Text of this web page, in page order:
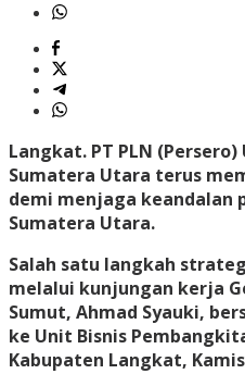
Langkat. PT PLN
Sumatera Utara terus
demi menjaga keandalan
Sumatera Utara.
Salah satu langkah
melalui kunjungan kerja
Sumut, Ahmad Syauki,
ke Unit Bisnis
Kabupaten Langkat,